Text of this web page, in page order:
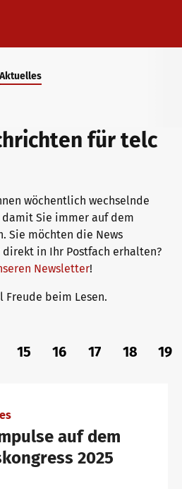
& FAQ
Bewerten
Aktuelles
für telc
wöchentlich wechselnde
damit Sie immer auf dem
Sie möchten die News
in Ihr Postfach erhalten?
Newsletter!
Freude beim Lesen.
15 16 17 18 19
auf dem
2025